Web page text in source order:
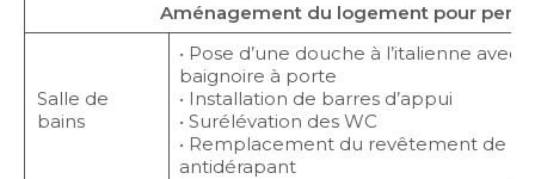
Aménagement du logement pour perte
Salle de
bains
• Pose d’une douche à l’italienne avec
baignoire à porte
• Installation de barres d’appui
• Surélévation des WC
• Remplacement du revêtement de
antidérapant